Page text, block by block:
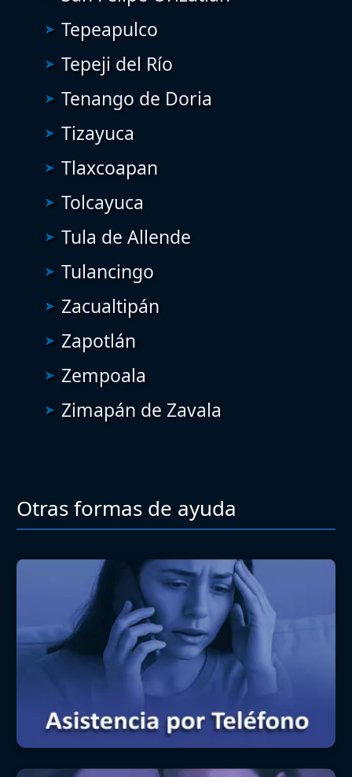
Tepeapulco
Tepeji del Río
Tenango de Doria
Tizayuca
Tlaxcoapan
Tolcayuca
Tula de Allende
Tulancingo
Zacualtipán
Zapotlán
Zempoala
Zimapán de Zavala
Otras formas de ayuda